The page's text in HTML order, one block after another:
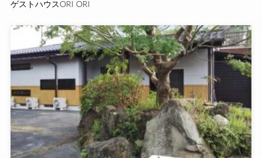
ゲストハウスORI ORI